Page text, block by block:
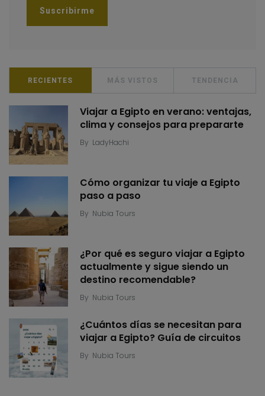
RECIENTES MÁS VISTOS TENDENCIA
Viajar a Egipto en verano: ventajas,
clima y consejos para prepararte
By LadyHachi
Cómo organizar tu viaje a Egipto
paso a paso
By Nubia Tours
¿Por qué es seguro viajar a Egipto
actualmente y sigue siendo un
destino recomendable?
By Nubia Tours
¿Cuántos días se necesitan para
viajar a Egipto? Guía de circuitos
By Nubia Tours